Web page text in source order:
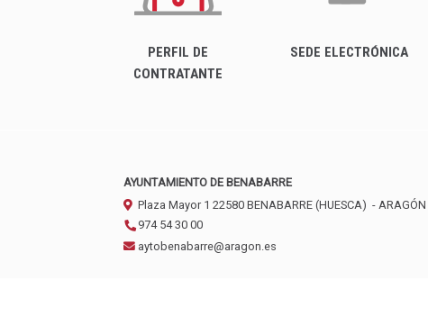
PERFIL DE
CONTRATANTE
SEDE ELECTRÓNICA
AYUNTAMIENTO DE BENABARRE
Plaza Mayor 1 22580 BENABARRE (HUESCA) - ARAGÓN
974 54 30 00
aytobenabarre@aragon.es